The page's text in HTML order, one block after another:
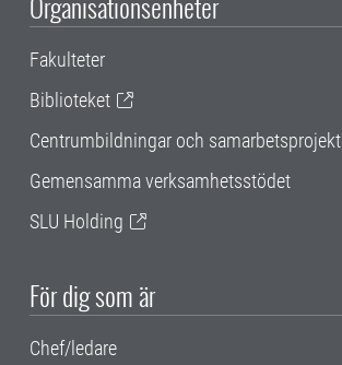
Fakulteter
Biblioteket
Centrumbildningar och samarbetsprojekt
Gemensamma verksamhetsstödet
SLU Holding
För dig som är
Chef/ledare